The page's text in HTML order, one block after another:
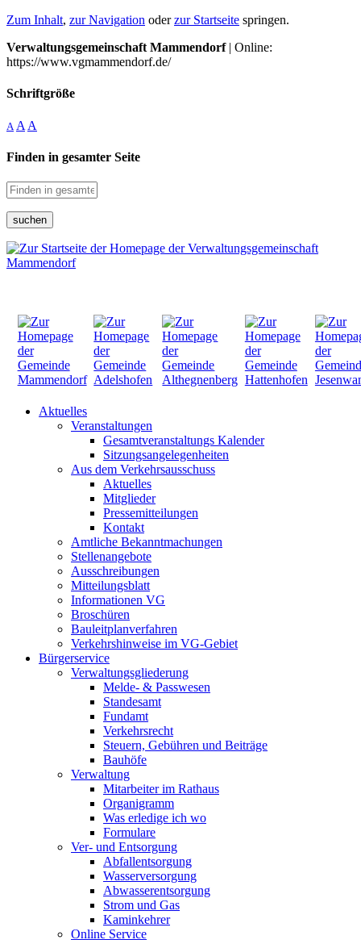
Zum Inhalt, zur Navigation oderzur Startseite springen.
Verwaltungsgemeinschaft Mammendorf| Online:
https://www.vgmammendorf.de/
Schriftgröße
A A A
Finden in gesamter Seite
suchen
Aktuelles
Veranstaltungen
Gesamtveranstaltungs Kalender
Sitzungsangelegenheiten
Aus dem Verkehrsausschuss
Aktuelles
Mitglieder
Pressemitteilungen
Kontakt
Amtliche Bekanntmachungen
Stellenangebote
Ausschreibungen
Mitteilungsblatt
Informationen VG
Broschüren
Bauleitplanverfahren
Verkehrshinweise im VG-Gebiet
Bürgerservice
Verwaltungsgliederung
Melde- & Passwesen
Standesamt
Fundamt
Verkehrsrecht
Steuern, Gebühren und Beiträge
Bauhöfe
Verwaltung
Mitarbeiter im Rathaus
Organigramm
Was erledige ich wo
Formulare
Ver- und Entsorgung
Abfallentsorgung
Wasserversorgung
Abwasserentsorgung
Strom und Gas
Kaminkehrer
Online Service